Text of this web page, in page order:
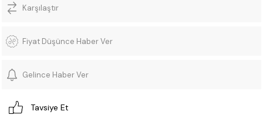
Karşılaştır
Fiyat Düşünce Haber Ver
Gelince Haber Ver
Tavsiye Et